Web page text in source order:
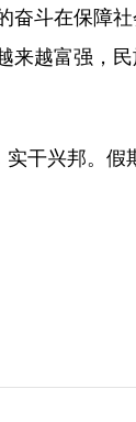
斗在保障
越富强，
干兴邦。假